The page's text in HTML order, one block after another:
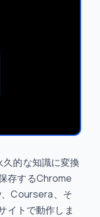
的な知識に変換
存するChrome
Coursera、そ
イトで動作しま